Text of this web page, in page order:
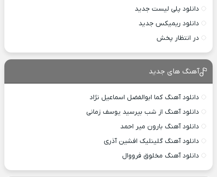
دانلود پلی لیست جدید
دانلود ریمیکس جدید
در انتظار پخش
آهنگ های جدید
دانلود آهنگ کما ابوالفضل اسماعیل نژاد
دانلود آهنگ از شب بپرسید یوسف زمانی
دانلود آهنگ بارون میر احمد
دانلود آهنگ گلینلیک افشین آذری
دانلود آهنگ مخلوق فرووال